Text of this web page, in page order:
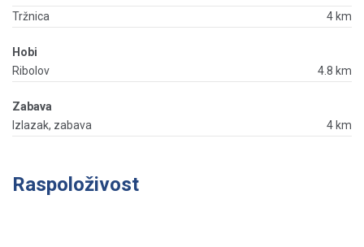
Tržnica
4 km
Hobi
Ribolov
4.8 km
Zabava
Izlazak, zabava
4 km
Raspoloživost